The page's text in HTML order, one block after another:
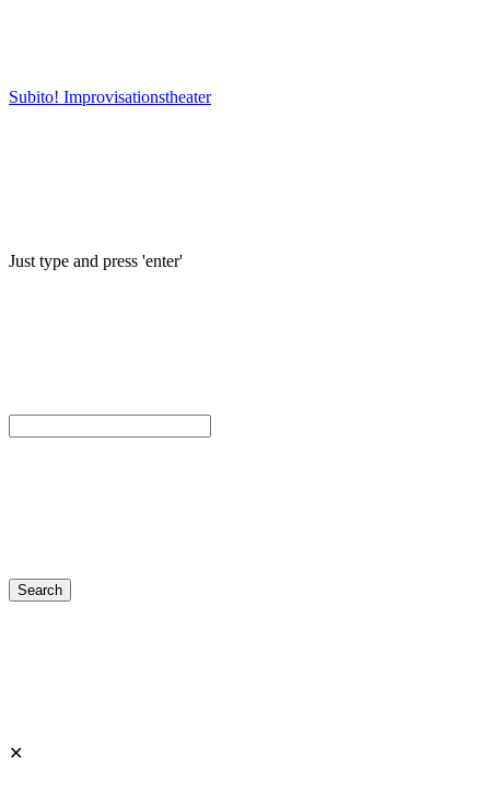
Subito! Improvisationstheater
Just type and press 'enter'
✕